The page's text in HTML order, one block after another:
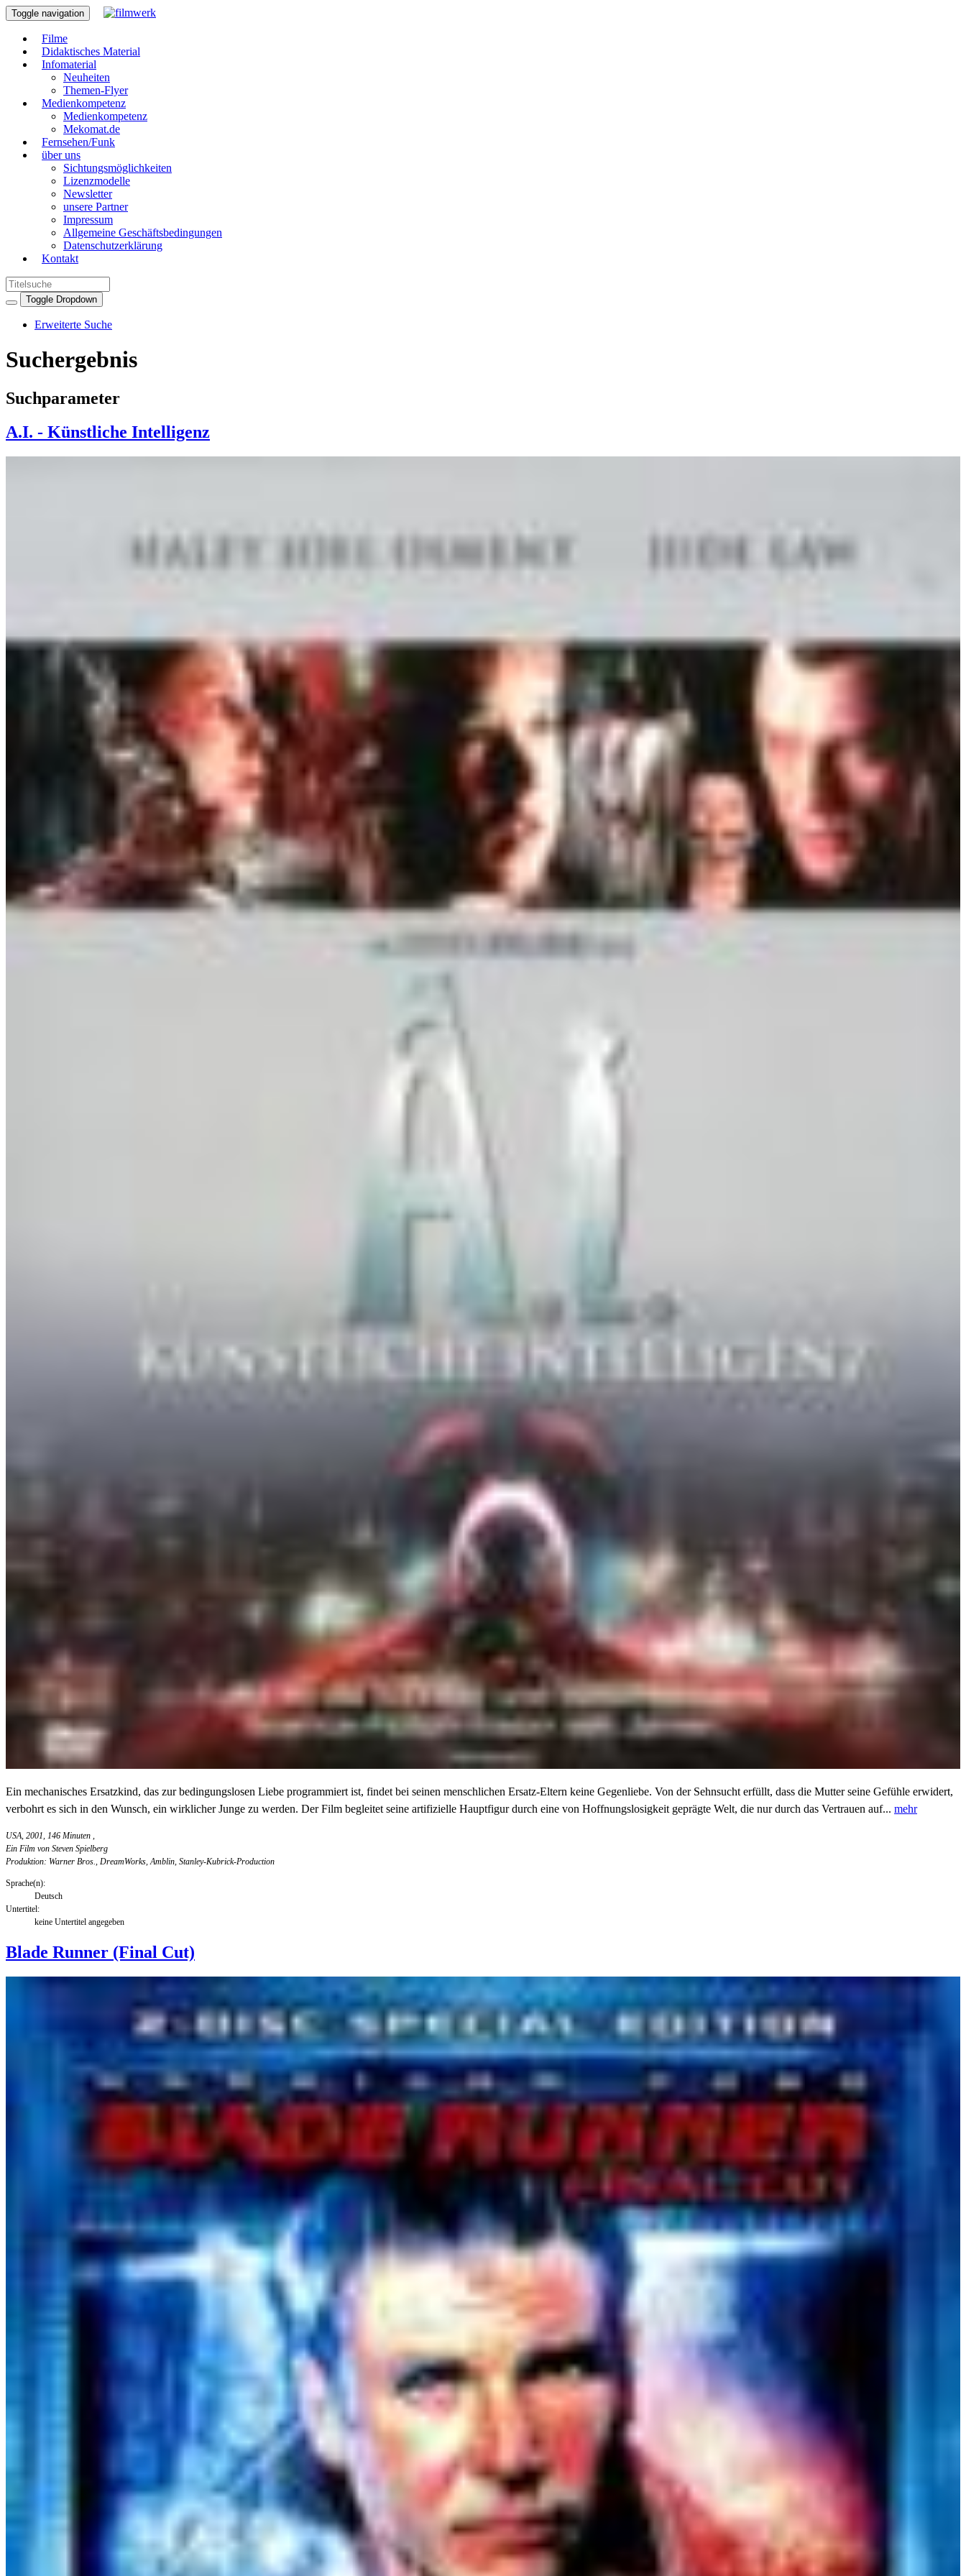
Toggle navigation
Filme
Didaktisches Material
Infomaterial
Neuheiten
Themen-Flyer
Medienkompetenz
Medienkompetenz
Mekomat.de
Fernsehen/Funk
über uns
Sichtungsmöglichkeiten
Lizenzmodelle
Newsletter
unsere Partner
Impressum
Allgemeine Geschäftsbedingungen
Datenschutzerklärung
Kontakt
Toggle Dropdown
Erweiterte Suche
Suchergebnis
Suchparameter
A.I. - Künstliche Intelligenz
Ein mechanisches Ersatzkind, das zur bedingungslosen Liebe programmiert ist, findet bei seinen menschlichen Ersatz-Eltern keine Gegenliebe. Von der Sehnsucht erfüllt, dass die Mutter seine Gefühle erwidert,
verbohrt es sich in den Wunsch, ein wirklicher Junge zu werden. Der Film begleitet seine artifizielle Hauptfigur durch eine von Hoffnungslosigkeit geprägte Welt, die nur durch das Vertrauen auf... mehr
USA, 2001, 146 Minuten
Ein Film von Steven Spielberg
Produktion: Warner Bros., DreamWorks, Amblin, Stanley-Kubrick-Production
Sprache(n):
Deutsch
Untertitel:
keine Untertitel angegeben
Blade Runner (Final Cut)